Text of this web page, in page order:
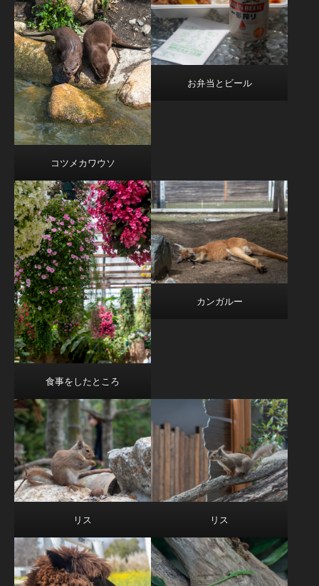
コツメカワウソ
お弁当とビール
食事をしたところ
カンガルー
リス リス